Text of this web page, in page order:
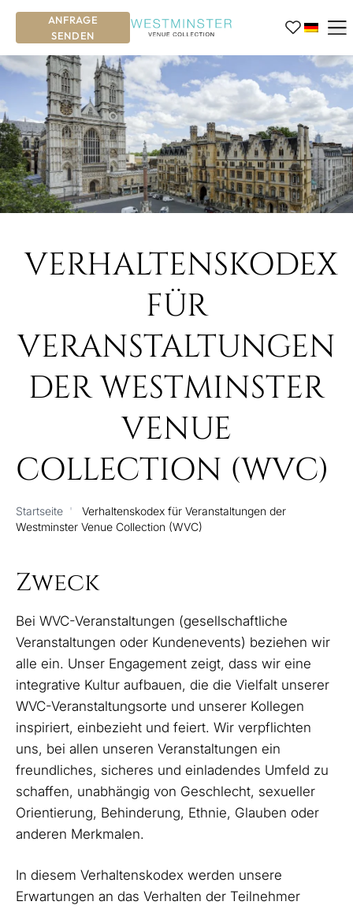
ANFRAGE
SENDEN
VERHALTENSKODEX
FÜR
VERANSTALTUNGEN
DER WESTMINSTER
VENUE
COLLECTION (WVC)
Startseite '
Verhaltenskodex für Veranstaltungen der
Westminster Venue Collection (WVC)
Zweck
Bei WVC-Veranstaltungen (gesellschaftliche
Veranstaltungen oder Kundenevents) beziehen wir
alle ein. Unser Engagement zeigt, dass wir eine
integrative Kultur aufbauen, die die Vielfalt unserer
WVC-Veranstaltungsorte und unserer Kollegen
inspiriert, einbezieht und feiert. Wir verpflichten
uns, bei allen unseren Veranstaltungen ein
freundliches, sicheres und einladendes Umfeld zu
schaffen, unabhängig von Geschlecht, sexueller
Orientierung, Behinderung, Ethnie, Glauben oder
anderen Merkmalen.
In diesem Verhaltenskodex werden unsere
Erwartungen an das Verhalten der Teilnehmer